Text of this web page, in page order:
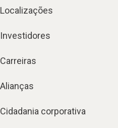
Localizações
Investidores
Carreiras
Alianças
Cidadania corporativa